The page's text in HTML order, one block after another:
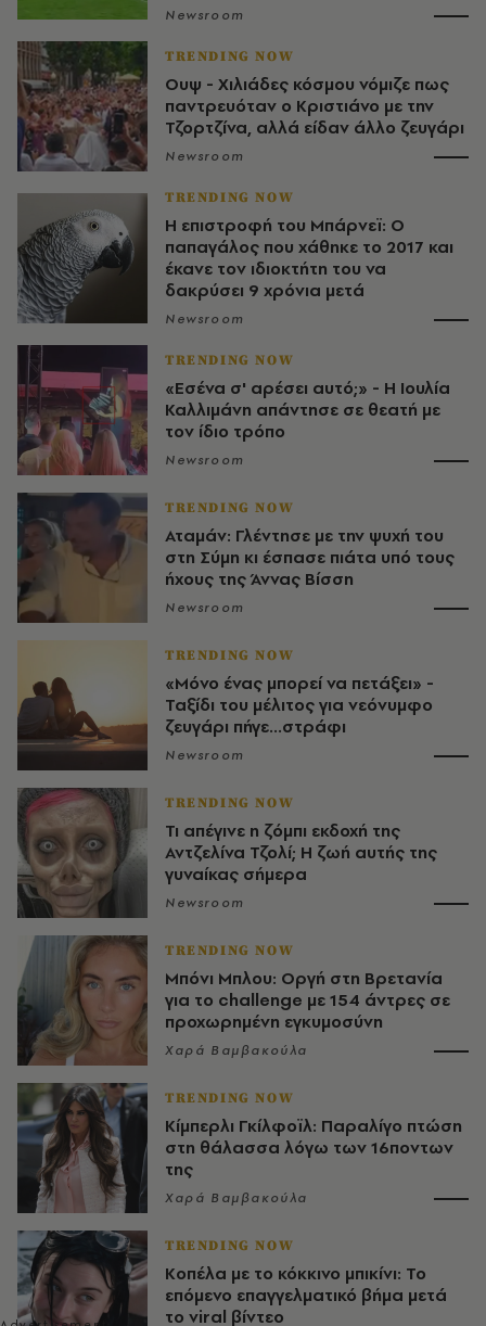
Newsroom
TRENDING NOW
Ουψ - Χιλιάδες κόσμου νόμιζε πως
παντρευόταν ο Κριστιάνο με την
Τζορτζίνα, αλλά είδαν άλλο ζευγάρι
Newsroom
TRENDING NOW
Η επιστροφή του Μπάρνεϊ: Ο
παπαγάλος που χάθηκε το 2017 και
έκανε τον ιδιοκτήτη του να
δακρύσει 9 χρόνια μετά
Newsroom
TRENDING NOW
«Εσένα σ' αρέσει αυτό;» - Η Ιουλία
Καλλιμάνη απάντησε σε θεατή με
τον ίδιο τρόπο
Newsroom
TRENDING NOW
Αταμάν: Γλέντησε με την ψυχή του
στη Σύμη κι έσπασε πιάτα υπό τους
ήχους της Άννας Βίσση
Newsroom
TRENDING NOW
«Μόνο ένας μπορεί να πετάξει» -
Ταξίδι του μέλιτος για νεόνυμφο
ζευγάρι πήγε...στράφι
Newsroom
TRENDING NOW
Τι απέγινε η ζόμπι εκδοχή της
Αντζελίνα Τζολί; Η ζωή αυτής της
γυναίκας σήμερα
Newsroom
TRENDING NOW
Μπόνι Μπλου: Οργή στη Βρετανία
για το challenge με 154 άντρες σε
προχωρημένη εγκυμοσύνη
Χαρά Βαμβακούλα
TRENDING NOW
Κίμπερλι Γκίλφοϊλ: Παραλίγο πτώση
στη θάλασσα λόγω των 16ποντων
της
Χαρά Βαμβακούλα
TRENDING NOW
Κοπέλα με το κόκκινο μπικίνι: Το
επόμενο επαγγελματικό βήμα μετά
το viral βίντεο